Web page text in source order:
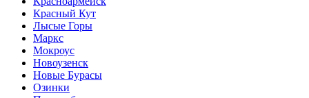
Красный Кут
Лысые Горы
Маркс
Мокроус
Новоузенск
Новые Бурасы
Озинки